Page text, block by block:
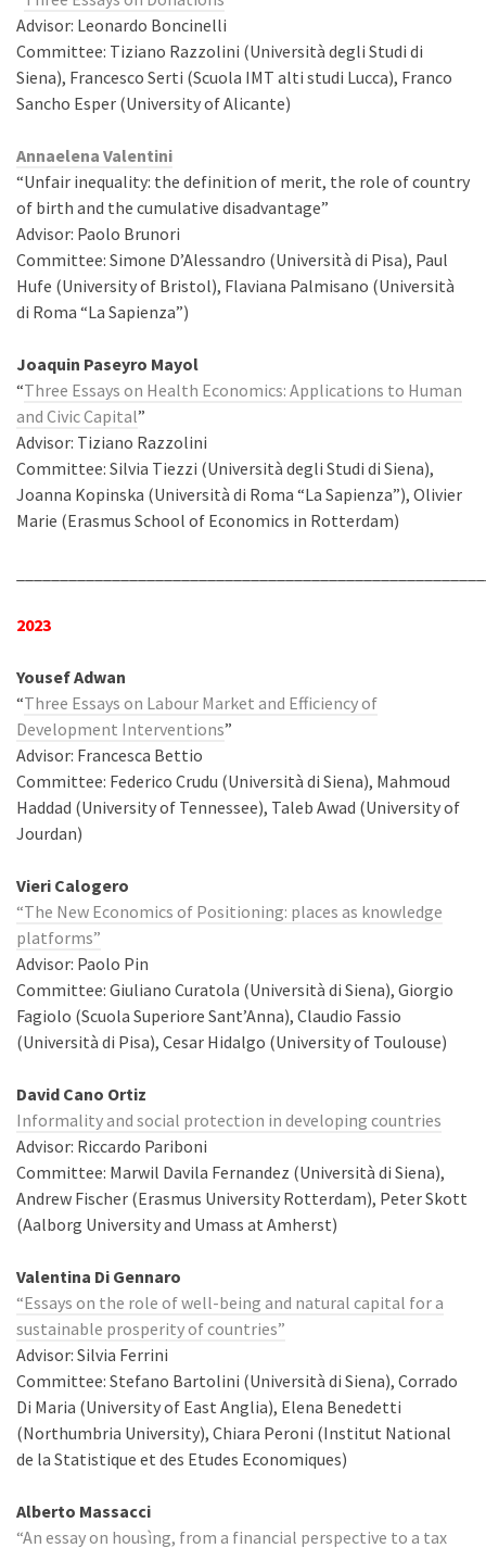
Advisor: Leonardo Boncinelli
Committee: Tiziano Razzolini (Università degli Studi di
Siena), Francesco Serti (Scuola IMT alti studi Lucca), Franco
Sancho Esper (University of Alicante)
Annaelena Valentini
“Unfair inequality: the definition of merit, the role of country
of birth and the cumulative disadvantage”
Advisor: Paolo Brunori
Committee: Simone D’Alessandro (Università di Pisa), Paul
Hufe (University of Bristol), Flaviana Palmisano (Università
di Roma “La Sapienza”)
Joaquin Paseyro Mayol
“Three Essays on Health Economics: Applications to Human
and Civic Capital”
Advisor: Tiziano Razzolini
Committee: Silvia Tiezzi (Università degli Studi di Siena),
Joanna Kopinska (Università di Roma “La Sapienza”), Olivier
Marie (Erasmus School of Economics in Rotterdam)
2023
Yousef Adwan
“Three Essays on Labour Market and Efficiency of
Development Interventions”
Advisor: Francesca Bettio
Committee: Federico Crudu (Università di Siena), Mahmoud
Haddad (University of Tennessee), Taleb Awad (University of
Jourdan)
Vieri Calogero
“The New Economics of Positioning: places as knowledge
platforms”
Advisor: Paolo Pin
Committee: Giuliano Curatola (Università di Siena), Giorgio
Fagiolo (Scuola Superiore Sant’Anna), Claudio Fassio
(Università di Pisa), Cesar Hidalgo (University of Toulouse)
David Cano Ortiz
Informality and social protection in developing countries
Advisor: Riccardo Pariboni
Committee: Marwil Davila Fernandez (Università di Siena),
Andrew Fischer (Erasmus University Rotterdam), Peter Skott
(Aalborg University and Umass at Amherst)
Valentina Di Gennaro
“Essays on the role of well-being and natural capital for a
sustainable prosperity of countries”
Advisor: Silvia Ferrini
Committee: Stefano Bartolini (Università di Siena), Corrado
Di Maria (University of East Anglia), Elena Benedetti
(Northumbria University), Chiara Peroni (Institut National
de la Statistique et des Etudes Economiques)
Alberto Massacci
“An essay on housìng, from a financial perspective to a tax